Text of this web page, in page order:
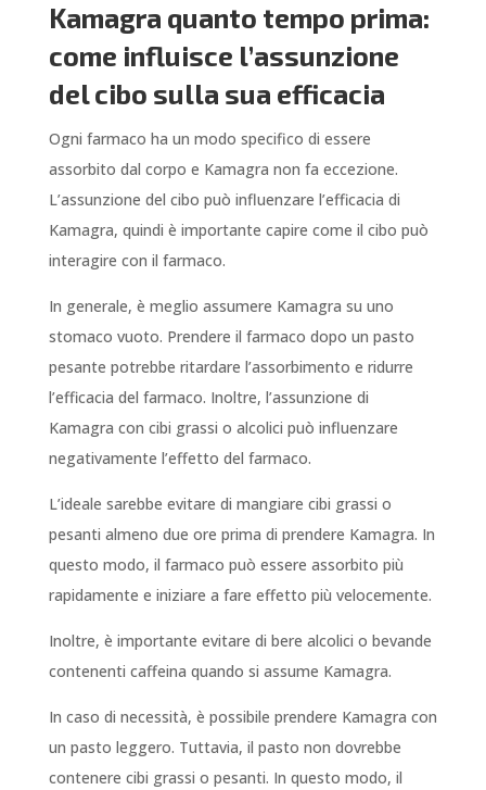
Kamagra quanto tempo prima:
come influisce l’assunzione
del cibo sulla sua efficacia
Ogni farmaco ha un modo specifico di essere
assorbito dal corpo e Kamagra non fa eccezione.
L’assunzione del cibo può influenzare l’efficacia di
Kamagra, quindi è importante capire come il cibo può
interagire con il farmaco.
In generale, è meglio assumere Kamagra su uno
stomaco vuoto. Prendere il farmaco dopo un pasto
pesante potrebbe ritardare l’assorbimento e ridurre
l’efficacia del farmaco. Inoltre, l’assunzione di
Kamagra con cibi grassi o alcolici può influenzare
negativamente l’effetto del farmaco.
L’ideale sarebbe evitare di mangiare cibi grassi o
pesanti almeno due ore prima di prendere Kamagra. In
questo modo, il farmaco può essere assorbito più
rapidamente e iniziare a fare effetto più velocemente.
Inoltre, è importante evitare di bere alcolici o bevande
contenenti caffeina quando si assume Kamagra.
In caso di necessità, è possibile prendere Kamagra con
un pasto leggero. Tuttavia, il pasto non dovrebbe
contenere cibi grassi o pesanti. In questo modo, il